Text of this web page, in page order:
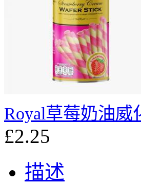
Royal草莓奶油威
£2.25
描述